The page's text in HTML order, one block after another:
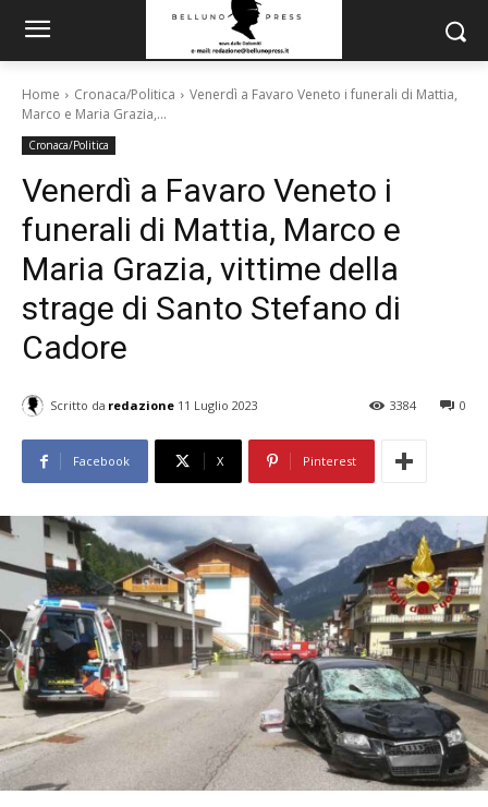
Home Cronaca/Politica
Venerdì a Favaro Veneto i funerali di Mattia,
Marco e Maria Grazia,...
Cronaca/Politica
Venerdì a Favaro Veneto i
funerali di Mattia, Marco e
Maria Grazia, vittime della
strage di Santo Stefano di
Cadore
Scritto da redazione 11 Luglio 2023 0
3384
Facebook X Pinterest